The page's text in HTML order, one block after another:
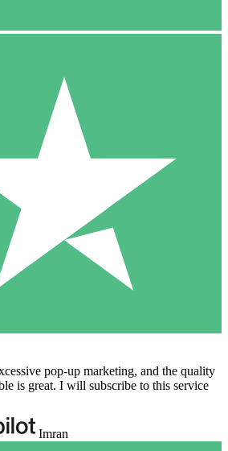
pop-up marketing, and the quality
is great. I will subscribe to this service
Imran